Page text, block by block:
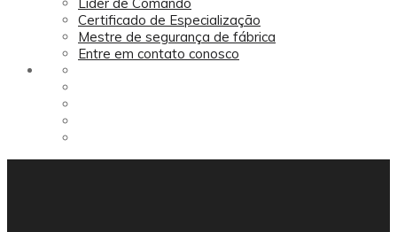
Certificado de Especialização
Mestre de segurança de fábrica
Entre em contato conosco